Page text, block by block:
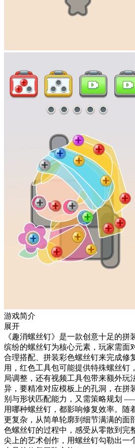
游戏简介
展开
《趣消螺丝钉》是一款创意十足的
缤纷的螺丝钉为核心元素，玩家需面
合理搭配、拼装彩色螺丝钉来完成修
用，红色工具包可能提供特殊螺丝钉
局调整，还有视频工具包带来额外玩
异，要精准对应模板上的孔洞，在拼
别与形状匹配能力，又需策略规划
用哪种螺丝钉，都影响修复效率。随
更复杂，从简单轮廓到细节满满的面
色螺丝钉的过程中，感受从零散到完
尖上的艺术创作，用螺丝钉勾勒出一